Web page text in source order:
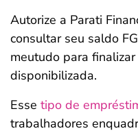
Autorize a Parati
consultar seu saldo
meutudo para
disponibilizada.
Esse tipo de
trabalhadores